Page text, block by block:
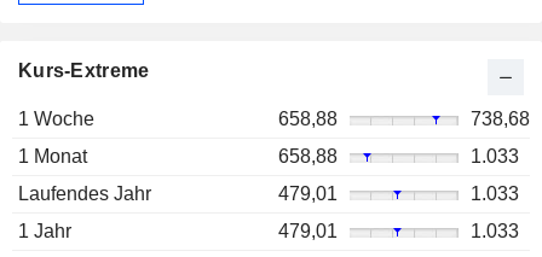
Kurs-Extreme
1 Woche 658,88
738,68
1 Monat
658,88
1.033
Laufendes Jahr
479,01
1.033
1 Jahr
479,01
1.033